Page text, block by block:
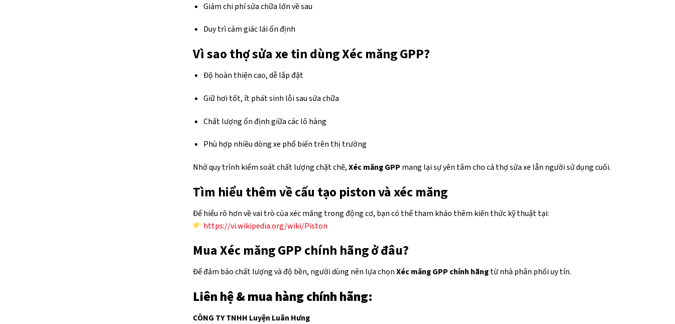
Giảm chi phí sửa chữa lớn về sau
Duy trì cảm giác lái ổn định
Vì sao thợ sửa xe tin dùng Xéc măng GPP?
Độ hoàn thiện cao, dễ lắp đặt
Giữ hơi tốt, ít phát sinh lỗi sau sửa chữa
Chất lượng ổn định giữa các lô hàng
Phù hợp nhiều dòng xe phổ biến trên thị trường
Nhờ quy trình kiểm soát chất lượng chặt chẽ,Xéc măng GPP mang lại sự yên tâm cho cả thợ sửa xe lẫn người sử dụng cuối.
Tìm hiểu thêm về cấu tạo piston và xéc măng
Để hiểu rõ hơn về vai trò của xéc măng trong động cơ, bạn có thể tham khảo thêm kiến thức kỹ thuật tại:
https://vi.wikipedia.org/wiki/Piston
Mua Xéc măng GPP chính hãng ở đâu?
Để đảm bảo chất lượng và độ bền, người dùng nên lựa chọnXéc măng GPP chính hãngtừ nhà phân phối uy tín.
Liên hệ & mua hàng chính hãng:
CÔNG TY TNHH Luyện Luân Hưng